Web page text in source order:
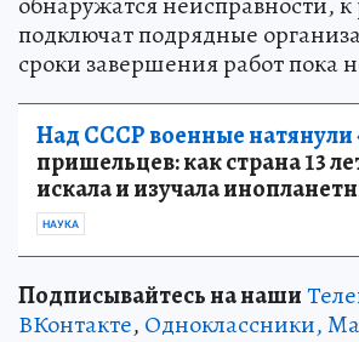
подключат подрядные
сроки завершения работ пока
Над СССР военные натянули
пришельцев: как страна 13
искала и изучала
НАУКА
Подписывайтесь на наши
ВКонтакте, Одноклассники,